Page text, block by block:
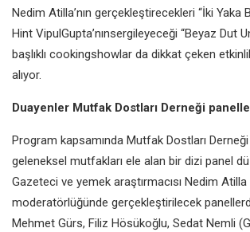
Nedim Atilla’nın gerçekleştirecekleri “İki Yaka
Hint VipulGupta’nınsergileyeceği “Beyaz Dut
başlıklı cookingshowlar da dikkat çeken
alıyor.
Duayenler Mutfak Dostları Derneği
Program kapsamında Mutfak Dostları
geleneksel mutfakları ele alan bir dizi panel
Gazeteci ve yemek araştırmacısı Nedim Atilla
moderatörlüğünde gerçekleştirilecek
Mehmet Gürs, Filiz Hösükoğlu, Sedat Nemli